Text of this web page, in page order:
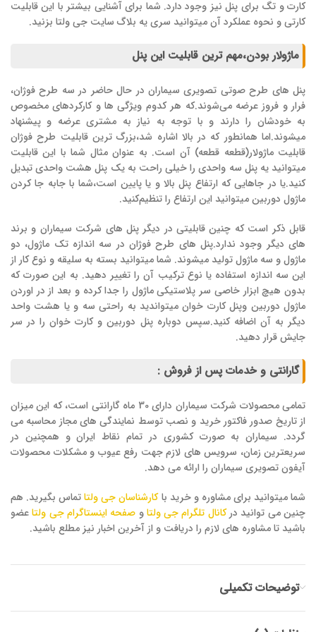
کارت و تگ برای پنل نیز وجود دارد. شما برای آشنایی بیشتر با این قابلیت
کارتی و نحوه عملکرد آن میتوانید سری یه بلاگ سایت جی ولتا بزنید.
ماژولار بودن،مهم ترین قابلیت این پنل
پنل های طرح صوتی تصویری سیماران در حال حاضر در سه طرح فوژان،
فرار و فروز عرضه می‌شوند.که هر کدوم ویژگی ها و کارکردهای مخصوص
به خودشان را دارند و با توجه به نیاز به مشتری عرضه و پیشنهاد
میشوند.اما همانطور که در بالا اشاره شد،بزرگ ترین قابلیت طرح فوژان
قابلیت ماژولار(قطعه قطعه) آن است. به عنوان مثال شما با این قابلیت
میتوانید یه پنل سه واحدی را خیلی راحت به یک پنل هشت واحدی تبدیل
کنید.یا در جاهایی که ارتفاع پنل بالا و یا پایین است،شما با جابه جا کردن
ماژول دوربین میتوانید این ارتفاع را تنظیم‌کنید.
قابل ذکر است که چنین قابلیتی در دیگر پنل های شرکت سیماران و برند
های دیگر وجود ندارد.پنل های طرح فوژان در سه اندازه تک ماژول، دو
ماژول و سه ماژول تولید میشوند. شما میتوانید بسته به سلیقه و نوع کار از
این سه اندازه استفاده یا نوع ترکیب آن را تغییر دهید. به این صورت که
بدون هیچ ابزار خاصی سر پلاستیکی ماژول را جدا کرده و بعد از در اوردن
ماژول دوربین وپنل کارت خوان میتواندید به راحتی سه و یا هشت واحد
دیگر به آن اضافه کنید.سپس دوباره پنل دوربین و کارت خوان را در سر
جایش قرار دهید.
گارانتی و خدمات پس از فروش :
تمامی محصولات شرکت سیماران دارای 30 ماه گارانتی است، که این میزان
از تاریخ صدور فاکتور خرید و نصب توسط نمایندگی های مجاز محاسبه می
گردد. سیماران به صورت کشوری در تمام نقاط ایران و همچنین در
سریعترین زمان، سرویس های لازم جهت رفع عیوب و مشکلات محصولات
آیفون تصویری سیماران را ارائه می دهد.
شما میتوانید برای مشاوره و خرید باکارشناسان جی ولتاتماس بگیرید. هم
چنین می توانید درکانال تلگرام جی ولتاو صفحه اینستاگرام جی ولتاعضو
باشید تا مشاوره های لازم را دریافت و از آخرین اخبار نیز مطلع باشید.
توضیحات تکمیلی